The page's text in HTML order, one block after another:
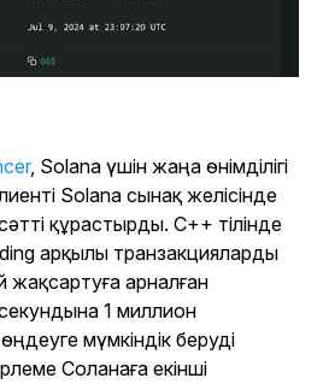
, Solana үшін жаңа өнімділігі
Solana сынақ желісінде
сәтті құрастырды. C++ тілінде
арқылы транзакцияларды
жақсартуға арналған
1 миллион
мүмкіндік беруді
Соланаға екінші